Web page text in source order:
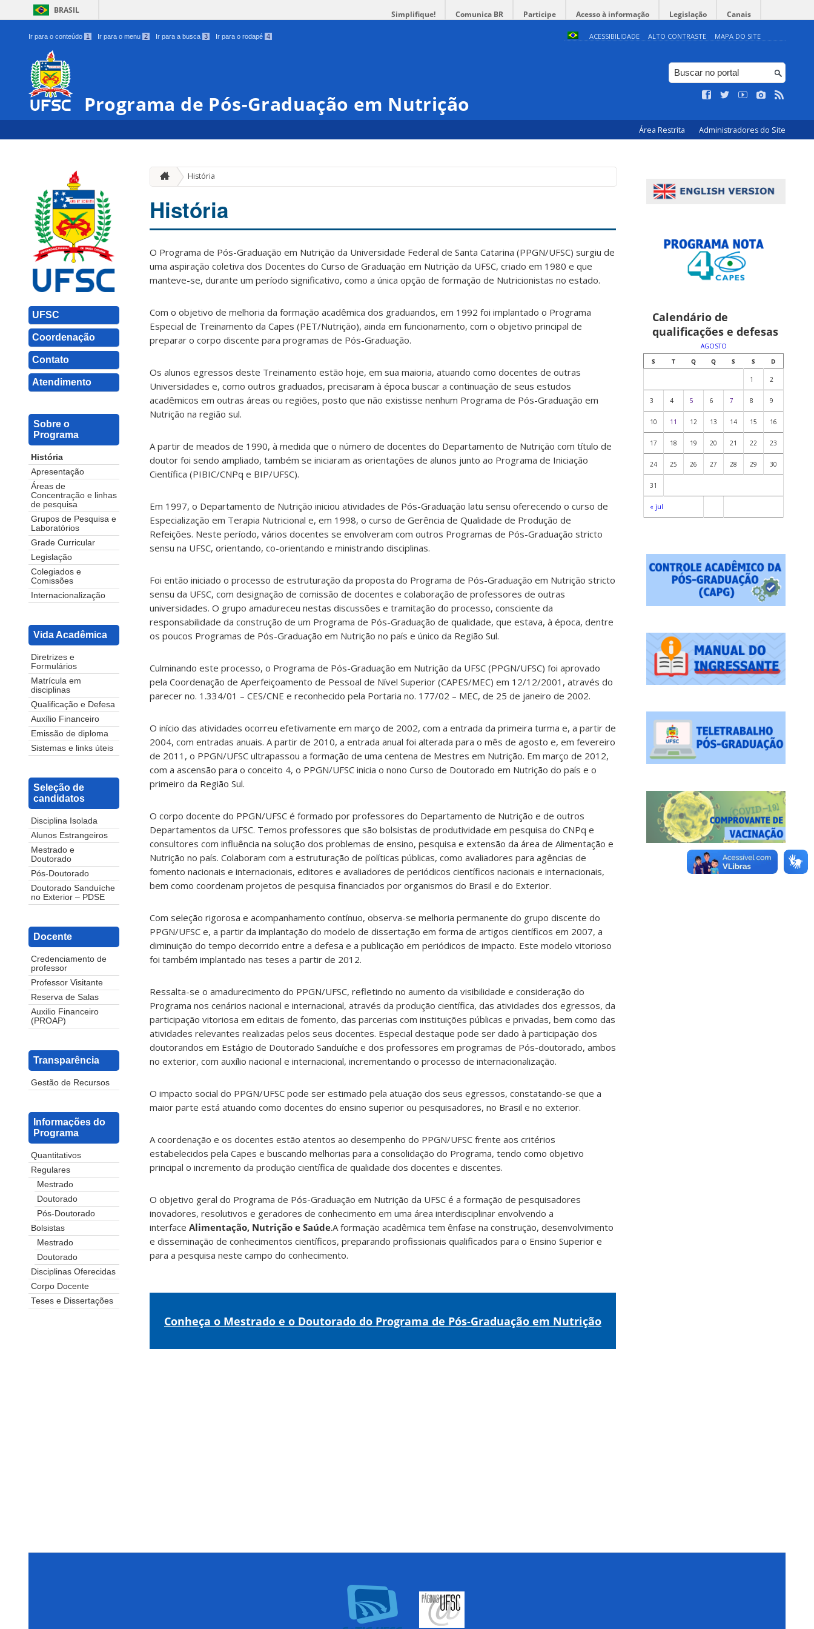
BRASIL Simplifique! Comunica BR Participe Acesso à informação Legislação Canais
Ir para o conteúdo 1 Ir para o menu 2 Ir para a busca 3 Ir para o rodapé 4 ACESSIBILIDADE ALTO CONTRASTE MAPA DO SITE
Programa de Pós-Graduação em Nutrição
Área Restrita Administradores do Site
UFSC
Coordenação
Contato
Atendimento
Sobre o
Programa
História
Apresentação
Áreas de
Concentração e linhas
de pesquisa
Grupos de Pesquisa e
Laboratórios
Grade Curricular
Legislação
Colegiados e
Comissões
Internacionalização
Vida Acadêmica
Diretrizes e
Formulários
Matrícula em
disciplinas
Qualificação e Defesa
Auxílio Financeiro
Emissão de diploma
Sistemas e links úteis
Seleção de
candidatos
Disciplina Isolada
Alunos Estrangeiros
Mestrado e
Doutorado
Pós-Doutorado
Doutorado Sanduíche
no Exterior – PDSE
Docente
Credenciamento de
professor
Professor Visitante
Reserva de Salas
Auxilio Financeiro
(PROAP)
Transparência
Gestão de Recursos
Informações do
Programa
Quantitativos
Regulares
Mestrado
Doutorado
Pós-Doutorado
Bolsistas
Mestrado
Doutorado
Disciplinas Oferecidas
Corpo Docente
Teses e Dissertações
História
História
O Programa de Pós-Graduação em Nutrição da Universidade Federal de Santa Catarina (PPGN/UFSC) surgiu de
uma aspiração coletiva dos Docentes do Curso de Graduação em Nutrição da UFSC, criado em 1980 e que
manteve-se, durante um período significativo, como a única opção de formação de Nutricionistas no estado.
Com o objetivo de melhoria da formação acadêmica dos graduandos, em 1992 foi implantado o Programa
Especial de Treinamento da Capes (PET/Nutrição), ainda em funcionamento, com o objetivo principal de
preparar o corpo discente para programas de Pós-Graduação.
Os alunos egressos deste Treinamento estão hoje, em sua maioria, atuando como docentes de outras
Universidades e, como outros graduados, precisaram à época buscar a continuação de seus estudos
acadêmicos em outras áreas ou regiões, posto que não existisse nenhum Programa de Pós-Graduação em
Nutrição na região sul.
A partir de meados de 1990, à medida que o número de docentes do Departamento de Nutrição com título de
doutor foi sendo ampliado, também se iniciaram as orientações de alunos junto ao Programa de Iniciação
Científica (PIBIC/CNPq e BIP/UFSC).
Em 1997, o Departamento de Nutrição iniciou atividades de Pós-Graduação latu sensu oferecendo o curso de
Especialização em Terapia Nutricional e, em 1998, o curso de Gerência de Qualidade de Produção de
Refeições. Neste período, vários docentes se envolveram com outros Programas de Pós-Graduação stricto
sensu na UFSC, orientando, co-orientando e ministrando disciplinas.
Foi então iniciado o processo de estruturação da proposta do Programa de Pós-Graduação em Nutrição stricto
sensu da UFSC, com designação de comissão de docentes e colaboração de professores de outras
universidades. O grupo amadureceu nestas discussões e tramitação do processo, consciente da
responsabilidade da construção de um Programa de Pós-Graduação de qualidade, que estava, à época, dentre
os poucos Programas de Pós-Graduação em Nutrição no país e único da Região Sul.
Culminando este processo, o Programa de Pós-Graduação em Nutrição da UFSC (PPGN/UFSC) foi aprovado
pela Coordenação de Aperfeiçoamento de Pessoal de Nível Superior (CAPES/MEC) em 12/12/2001, através do
parecer no. 1.334/01 – CES/CNE e reconhecido pela Portaria no. 177/02 – MEC, de 25 de janeiro de 2002.
O início das atividades ocorreu efetivamente em março de 2002, com a entrada da primeira turma e, a partir de
2004, com entradas anuais. A partir de 2010, a entrada anual foi alterada para o mês de agosto e, em fevereiro
de 2011, o PPGN/UFSC ultrapassou a formação de uma centena de Mestres em Nutrição. Em março de 2012,
com a ascensão para o conceito 4, o PPGN/UFSC inicia o nono Curso de Doutorado em Nutrição do país e o
primeiro da Região Sul.
O corpo docente do PPGN/UFSC é formado por professores do Departamento de Nutrição e de outros
Departamentos da UFSC. Temos professores que são bolsistas de produtividade em pesquisa do CNPq e
consultores com influência na solução dos problemas de ensino, pesquisa e extensão da área de Alimentação e
Nutrição no país. Colaboram com a estruturação de políticas públicas, como avaliadores para agências de
fomento nacionais e internacionais, editores e avaliadores de periódicos científicos nacionais e internacionais,
bem como coordenam projetos de pesquisa financiados por organismos do Brasil e do Exterior.
Com seleção rigorosa e acompanhamento contínuo, observa-se melhoria permanente do grupo discente do
PPGN/UFSC e, a partir da implantação do modelo de dissertação em forma de artigos científicos em 2007, a
diminuição do tempo decorrido entre a defesa e a publicação em periódicos de impacto. Este modelo vitorioso
foi também implantado nas teses a partir de 2012.
Ressalta-se o amadurecimento do PPGN/UFSC, refletindo no aumento da visibilidade e consideração do
Programa nos cenários nacional e internacional, através da produção científica, das atividades dos egressos, da
participação vitoriosa em editais de fomento, das parcerias com instituições públicas e privadas, bem como das
atividades relevantes realizadas pelos seus docentes. Especial destaque pode ser dado à participação dos
doutorandos em Estágio de Doutorado Sanduíche e dos professores em programas de Pós-doutorado, ambos
no exterior, com auxílio nacional e internacional, incrementando o processo de internacionalização.
O impacto social do PPGN/UFSC pode ser estimado pela atuação dos seus egressos, constatando-se que a
maior parte está atuando como docentes do ensino superior ou pesquisadores, no Brasil e no exterior.
A coordenação e os docentes estão atentos ao desempenho do PPGN/UFSC frente aos critérios
estabelecidos pela Capes e buscando melhorias para a consolidação do Programa, tendo como objetivo
principal o incremento da produção científica de qualidade dos docentes e discentes.
O objetivo geral do Programa de Pós-Graduação em Nutrição da UFSC é a formação de pesquisadores
inovadores, resolutivos e geradores de conhecimento em uma área interdisciplinar envolvendo a
interface Alimentação, Nutrição e Saúde.A formação acadêmica tem ênfase na construção, desenvolvimento
e disseminação de conhecimentos científicos, preparando profissionais qualificados para o Ensino Superior e
para a pesquisa neste campo do conhecimento.
Conheça o Mestrado e o Doutorado do Programa de Pós-Graduação em Nutrição
Calendário de
qualificações e defesas
AGOSTO
S
T Q Q S S D
« jul
1 2
3 4 5 6 7 8 9
10 11 12 13 14 15 16
17 18 19 20 21 22 23
24 25 26 27 28 29 30
31